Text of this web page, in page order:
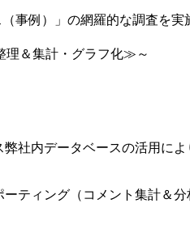
事例）」の網羅的な調査を
理＆集計・グラフ化≫～
社内データベースの活用によ
ティング（コメント集計＆